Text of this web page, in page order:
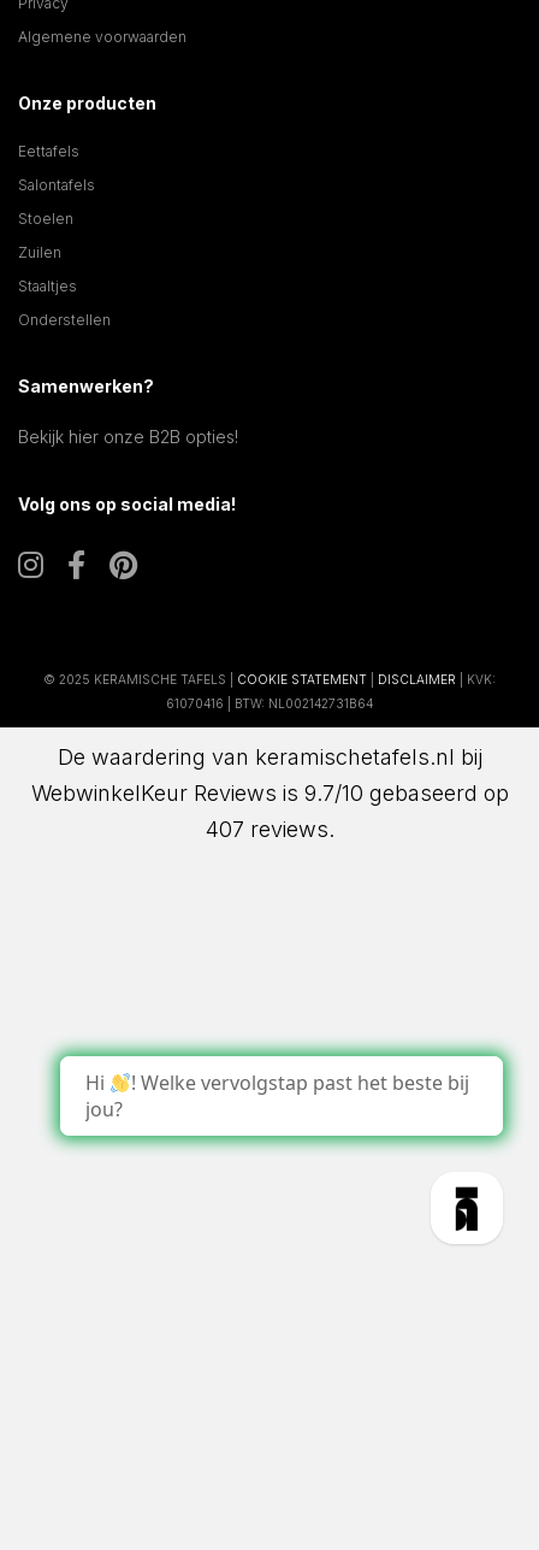
Algemene voorwaarden
Onze producten
Eettafels
Salontafels
Stoelen
Zuilen
Staaltjes
Onderstellen
Samenwerken?
Bekijk hier onze B2B opties!
Volg ons op social media!
© 2025 KERAMISCHE TAFELS | COOKIE STATEMENT DISCLAIMER | KVK:
61070416 | BTW: NL002142731B64
De waardering van keramischetafels.nl bij
WebwinkelKeur Reviews is 9.7/10 gebaseerd op
407 reviews.
Hi
! Welke vervolgstap past het beste bij
jou?